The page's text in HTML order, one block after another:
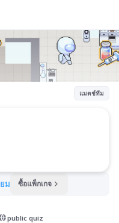
แมตช์ทีม
ม ซื้อแพ็กเกจ
public quiz